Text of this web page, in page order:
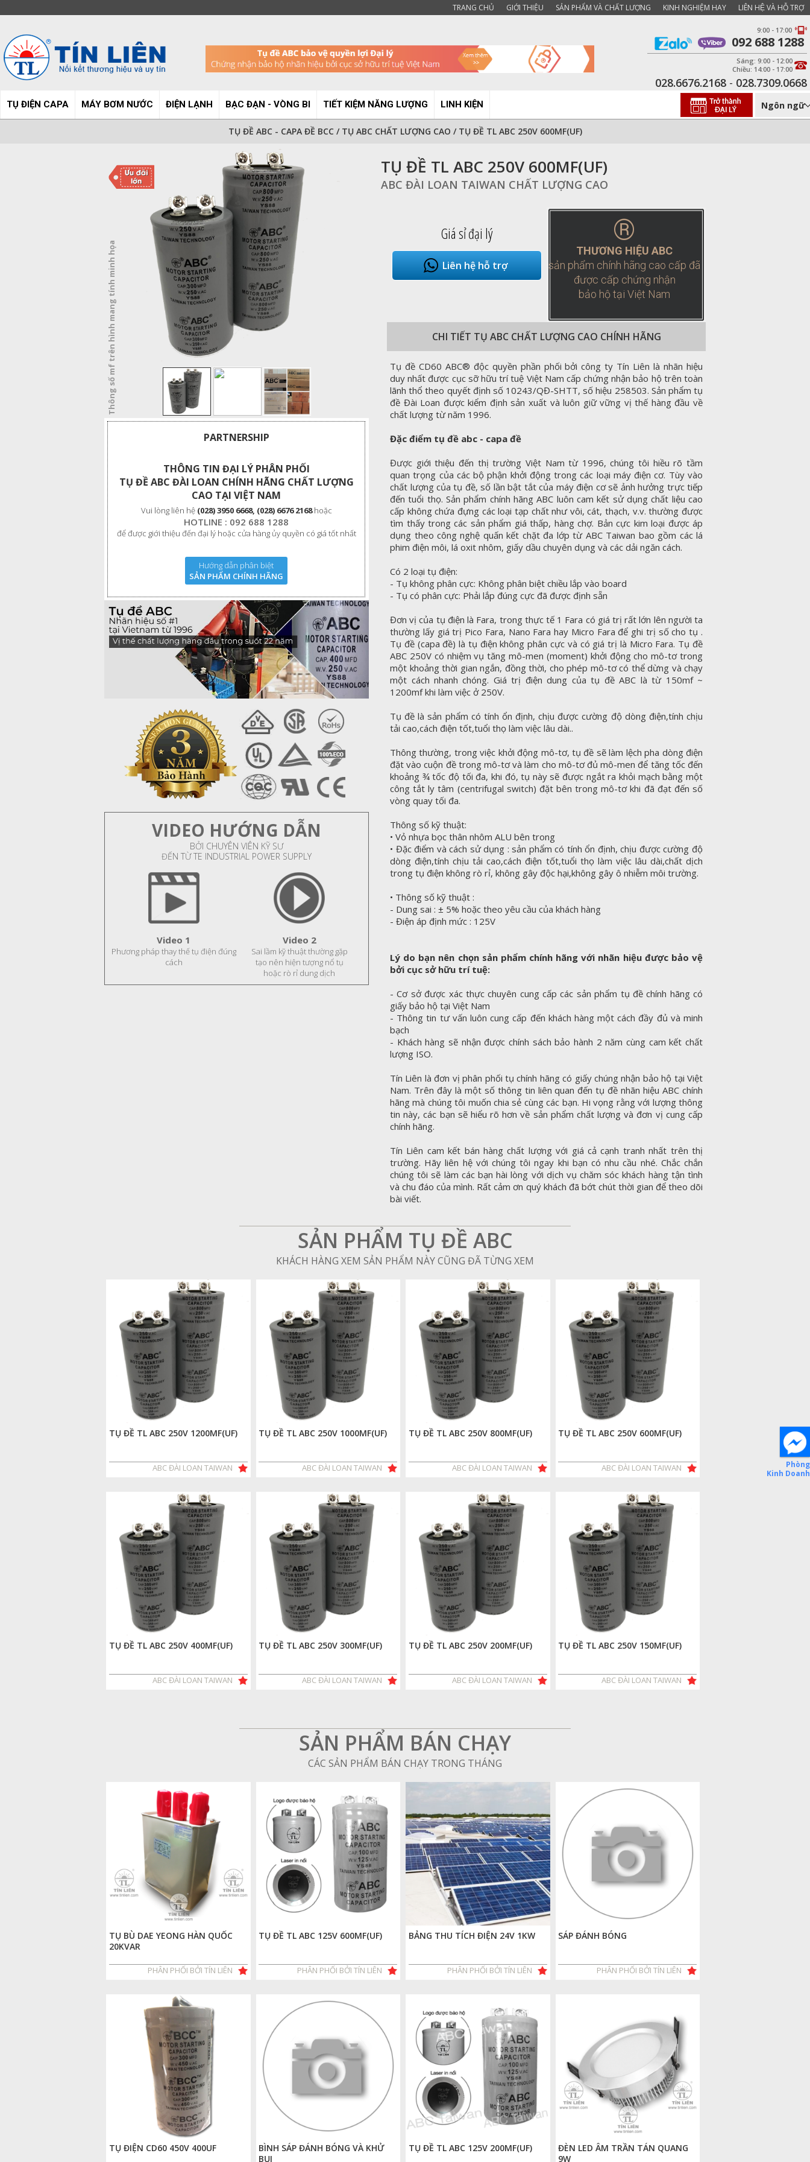
TRANG CHỦ GIỚI THIỆU SẢN PHẨM VÀ CHẤT LƯỢNG KINH NGHIỆM HAY LIÊN HỆ VÀ HỖ TRỢ
9:00 - 17:00
092 688 1288
Sáng: 9:00 - 12:00
Chiều: 14:00 - 17:00
028.7309.0668
-
028.6676.2168
TỤ ĐIỆN CAPA MÁY BƠM NƯỚC ĐIỆN LẠNH BẠC ĐẠN - VÒNG BI TIẾT KIỆM NĂNG LƯỢNG LINH KIỆN Ngôn ngữ
TỤ ĐỀ ABC - CAPA ĐỀ BCC / TỤ ABC CHẤT LƯỢNG CAO / TỤ ĐỀ TL ABC 250V 600MF(UF)
TỤ ĐỀ TL ABC 250V 600MF(UF)
ABC ĐÀI LOAN TAIWAN CHẤT LƯỢNG CAO
Thông số mf trên hình mang tính minh họa
Giá sỉ đại lý
Liên hệ hỗ trợ
®
THƯƠNG HIỆU ABC
sản phẩm chính hãng cao cấp đã
được cấp chứng nhận
bảo hộ tại Việt Nam
CHI TIẾT TỤ ABC CHẤT LƯỢNG CAO CHÍNH HÃNG
Tụ đề CD60 ABC® độc quyền phần phối bởi công ty Tín Liên là nhãn hiệu
duy nhất được cục sỡ hữu trí tuệ Việt Nam cấp chứng nhận bảo hộ trên toàn
lãnh thổ theo quyết định số 10243/QĐ-SHTT, số hiệu 258503. Sản phẩm tụ
đề Đài Loan được kiểm định sản xuất và luôn giữ vững vị thế hàng đầu về
chất lượng từ năm 1996.
Đặc điểm tụ đề abc - capa đề
Được giới thiệu đến thị trường Việt Nam từ 1996, chúng tôi hiều rõ tầm
quan trọng của các bộ phận khởi động trong các loại máy điện cơ. Tùy vào
chất lượng của tụ đề, số lần bật tắt của máy điện cơ sẽ ảnh hưởng trực tiếp
đến tuổi thọ. Sản phẩm chính hãng ABC luôn cam kết sử dụng chất liệu cao
cấp không chứa đựng các loại tạp chất như vôi, cát, thạch, v.v. thường được
tìm thấy trong các sản phẩm giá thấp, hàng chợ. Bản cực kim loại được áp
dụng theo công nghệ quấn kết chặt đa lớp từ ABC Taiwan bao gồm các lá
phim điện môi, lá oxit nhôm, giấy dầu chuyên dụng và các dải ngăn cách.
Có 2 loại tụ điện:
- Tụ không phân cực: Không phân biệt chiều lắp vào board
- Tụ có phân cực: Phải lắp đúng cực đã được định sẵn
Đơn vị của tụ điện là Fara, trong thực tế 1 Fara có giá trị rất lớn lên người ta
thường lấy giá trị Pico Fara, Nano Fara hay Micro Fara để ghi trị số cho tụ .
Tụ đề (capa đề) là tụ điện không phân cực và có giá trị là Micro Fara. Tụ đề
ABC 250V có nhiệm vụ tăng mô-men (moment) khởi động cho mô-tơ trong
một khoảng thời gian ngắn, đồng thời, cho phép mô-tơ có thể dừng và chạy
một cách nhanh chóng. Giá trị điện dung của tụ đề ABC là từ 150mf ~
1200mf khi làm việc ở 250V.
Tụ đề là sản phẩm có tính ổn định, chịu được cường độ dòng điện,tính chịu
tải cao,cách điện tốt,tuổi thọ làm việc lâu dài..
Thông thường, trong việc khởi động mô-tơ, tụ đề sẽ làm lệch pha dòng điện
đặt vào cuộn đề trong mô-tơ và làm cho mô-tơ đủ mô-men để tăng tốc đến
khoảng ¾ tốc độ tối đa, khi đó, tụ này sẽ được ngắt ra khỏi mạch bằng một
công tắt ly tâm (centrifugal switch) đặt bên trong mô-tơ khi đã đạt đến số
vòng quay tối đa.
Thông số kỹ thuật:
• Vỏ nhựa bọc thân nhôm ALU bên trong
• Đặc điểm và cách sử dụng : sản phẩm có tính ổn định, chịu được cường độ
dòng điện,tính chịu tải cao,cách điện tốt,tuổi thọ làm việc lâu dài,chất dịch
trong tụ điện không rò rỉ, không gây độc hại,không gây ô nhiễm môi trường.
• Thông số kỹ thuật :
- Dung sai : ± 5% hoặc theo yêu cầu của khách hàng
- Điện áp định mức : 125V
Lý do bạn nên chọn sản phẩm chính hãng với nhãn hiệu được bảo vệ
bởi cục sở hữu trí tuệ:
- Cơ sở được xác thực chuyên cung cấp các sản phẩm tụ đề chính hãng có
giấy bảo hộ tại Việt Nam
- Thông tin tư vấn luôn cung cấp đến khách hàng một cách đầy đủ và minh
bạch
- Khách hàng sẽ nhận được chính sách bảo hành 2 năm cùng cam kết chất
lượng ISO.
Tín Liên là đơn vị phân phối tụ chính hãng có giấy chúng nhận bảo hộ tại Việt
Nam. Trên đây là một số thông tin liên quan đến tụ đề nhãn hiệu ABC chính
hãng mà chúng tôi muốn chia sẻ cùng các bạn. Hi vọng rằng với lượng thông
tin này, các bạn sẽ hiểu rõ hơn về sản phẩm chất lượng và đơn vị cung cấp
chính hãng.
Tín Liên cam kết bán hàng chất lượng với giá cả cạnh tranh nhất trên thị
trường. Hãy liên hệ với chúng tôi ngay khi bạn có nhu cầu nhé. Chắc chắn
chúng tôi sẽ làm các bạn hài lòng với dịch vụ chăm sóc khách hàng tận tình
và chu đáo của mình. Rất cảm ơn quý khách đã bớt chút thời gian để theo dõi
bài viết.
PARTNERSHIP
THÔNG TIN ĐẠI LÝ PHÂN PHỐI
TỤ ĐỀ ABC ĐÀI LOAN CHÍNH HÃNG CHẤT LƯỢNG
CAO TẠI VIỆT NAM
Vui lòng liên hệ (028) 3950 6668, (028) 6676 2168hoặc
HOTLINE : 092 688 1288
để được giới thiệu đến đại lý hoặc cửa hàng ủy quyền có giá tốt nhất
Hướng dẫn phân biệt
SẢN PHẨM CHÍNH HÃNG
VIDEO HƯỚNG DẪN
BỞI CHUYÊN VIÊN KỸ SƯ
ĐẾN TỪ TE INDUSTRIAL POWER SUPPLY
Video 1
Phương pháp thay thế tụ điện đúng
cách
Video 2
Sai lầm kỹ thuật thường gặp
tạo nên hiện tượng nổ tụ
hoặc rò rỉ dung dịch
SẢN PHẨM TỤ ĐỀ ABC
KHÁCH HÀNG XEM SẢN PHẨM NÀY CŨNG ĐÃ TỪNG XEM
TỤ ĐỀ TL ABC 250V 1200MF(UF)
ABC ĐÀI LOAN TAIWAN
TỤ ĐỀ TL ABC 250V 1000MF(UF)
ABC ĐÀI LOAN TAIWAN
TỤ ĐỀ TL ABC 250V 800MF(UF)
ABC ĐÀI LOAN TAIWAN
TỤ ĐỀ TL ABC 250V 600MF(UF)
ABC ĐÀI LOAN TAIWAN
TỤ ĐỀ TL ABC 250V 400MF(UF)
ABC ĐÀI LOAN TAIWAN
TỤ ĐỀ TL ABC 250V 300MF(UF)
ABC ĐÀI LOAN TAIWAN
TỤ ĐỀ TL ABC 250V 200MF(UF)
ABC ĐÀI LOAN TAIWAN
TỤ ĐỀ TL ABC 250V 150MF(UF)
ABC ĐÀI LOAN TAIWAN
SẢN PHẨM BÁN CHẠY
CÁC SẢN PHẨM BÁN CHẠY TRONG THÁNG
TỤ BÙ DAE YEONG HÀN QUỐC
20KVAR
PHÂN PHỐI BỞI TÍN LIÊN
TỤ ĐỀ TL ABC 125V 600MF(UF)
PHÂN PHỐI BỞI TÍN LIÊN
BẢNG THU TÍCH ĐIỆN 24V 1KW
PHÂN PHỐI BỞI TÍN LIÊN
SÁP ĐÁNH BÓNG
PHÂN PHỐI BỞI TÍN LIÊN
TỤ ĐIỆN CD60 450V 400UF
BÌNH SÁP ĐÁNH BÓNG VÀ KHỬ
BỤI
TỤ ĐỀ TL ABC 125V 200MF(UF)
ĐÈN LED ÂM TRẦN TÁN QUANG
9W